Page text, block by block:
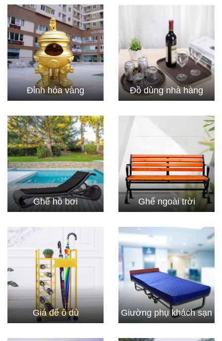
Đỉnh hóa vàng Đồ dùng nhà hàng
Ghế hồ bơi Ghế ngoài trời
Giá để ô dù Giường phụ khách sạn